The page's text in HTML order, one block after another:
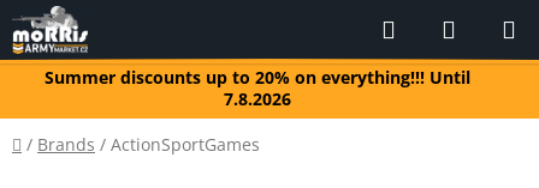
Skip
to
contentSummer discounts up to 20% on everything!!! Until
7.8.2026
Search
CART
Home
/ Brands / ActionSportGames